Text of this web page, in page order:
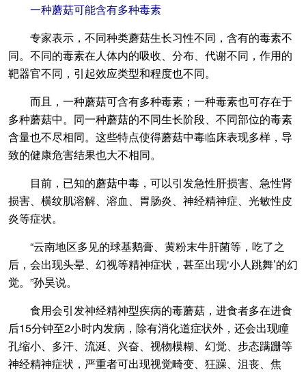
一种蘑菇可能含有多种毒素
专家表示，不同种类蘑菇生长习性不同，含有的毒素不
同。不同的毒素在人体内的吸收、分布、代谢不同，作用的
靶器官不同，引起效应类型和程度也不同。
而且，一种蘑菇可含有多种毒素；一种毒素也可存在于
多种蘑菇中。同一种蘑菇的不同生长阶段、不同部位的毒素
含量也不尽相同。这些特点使得蘑菇中毒临床表现多样，导
致的健康危害结果也大不相同。
目前，已知的蘑菇中毒，可以引发急性肝损害、急性肾
损害、横纹肌溶解、溶血、胃肠炎、神经精神症、光敏性皮
炎等症状。
“云南地区多见的球基鹅膏、黄粉末牛肝菌等，吃了之
后，会出现头晕、幻视等精神症状，甚至出现‘小人跳舞’的幻
觉。”孙昊说。
食用会引发神经精神型疾病的毒蘑菇，进食者多在进食
后15分钟至2小时内发病，除有消化道症状外，还会出现瞳
孔缩小、多汗、流涎、兴奋、视物模糊、幻觉、步态蹒跚等
神经精神症状，严重者可出现视觉畸变、狂躁、沮丧、焦